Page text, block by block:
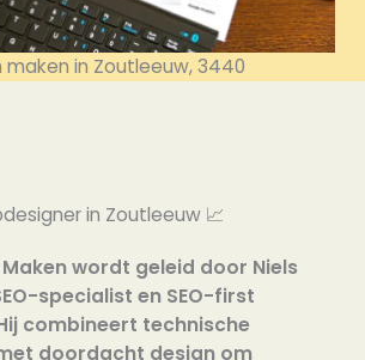
in Zoutleeuw 📈
wordt geleid door Niels
specialist en SEO-first
combineert technische
doordacht design om